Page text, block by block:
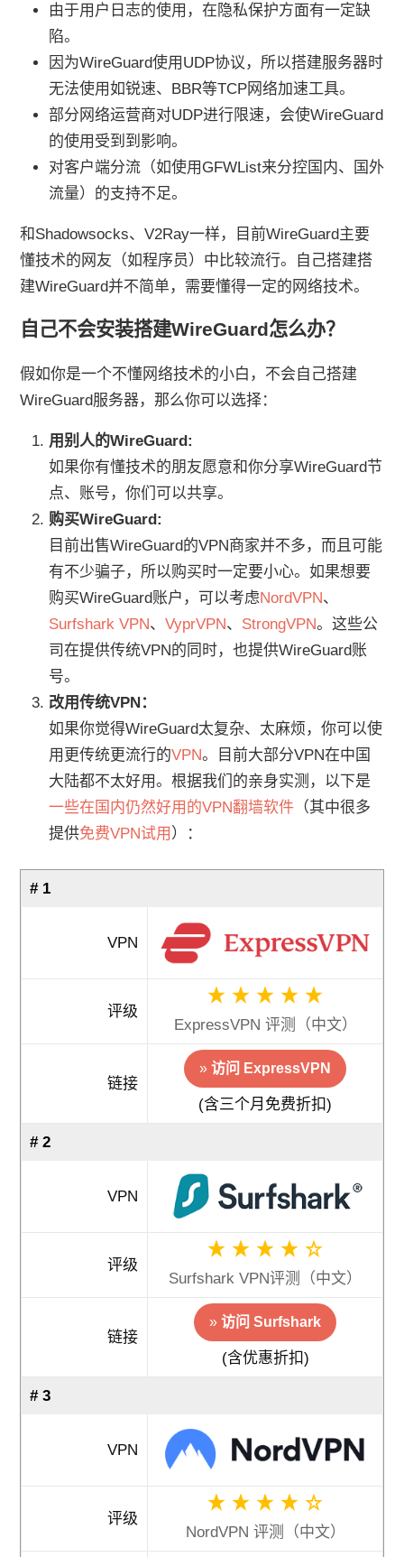
由于用户日志的使用，在隐私保护方面有一定缺
陷。
因为WireGuard使用UDP协议，所以搭建服务器时
无法使用如锐速、BBR等TCP网络加速工具。
部分网络运营商对UDP进行限速，会使WireGuard
的使用受到到影响。
对客户端分流（如使用GFWList来分控国内、国外
流量）的支持不足。
和Shadowsocks、V2Ray一样，目前WireGuard主要
懂技术的网友（如程序员）中比较流行。自己搭建搭
建WireGuard并不简单，需要懂得一定的网络技术。
自己不会安装搭建WireGuard怎么办？
假如你是一个不懂网络技术的小白，不会自己搭建
WireGuard服务器，那么你可以选择：
用别人的WireGuard:
如果你有懂技术的朋友愿意和你分享WireGuard节
点、账号，你们可以共享。
购买WireGuard:
目前出售WireGuard的VPN商家并不多，而且可能
有不少骗子，所以购买时一定要小心。如果想要
购买WireGuard账户，可以考虑NordVPN、
Surfshark VPN、 VyprVPN、 StrongVPN。这些公
司在提供传统VPN的同时，也提供WireGuard账
号。
改用传统VPN：
如果你觉得WireGuard太复杂、太麻烦，你可以使
用更传统更流行的VPN。目前大部分VPN在中国
大陆都不太好用。根据我们的亲身实测，以下是
一些在国内仍然好用的VPN翻墙软件 （其中很多
提供免费VPN试用 ）：
# 1
VPN
评级
ExpressVPN 评测（中文）
链接
» 访问 ExpressVPN
(含三个月免费折扣)
# 2
VPN
评级
Surfshark VPN评测（中文）
链接
» 访问 Surfshark
(含优惠折扣)
# 3
VPN
评级
NordVPN 评测（中文）